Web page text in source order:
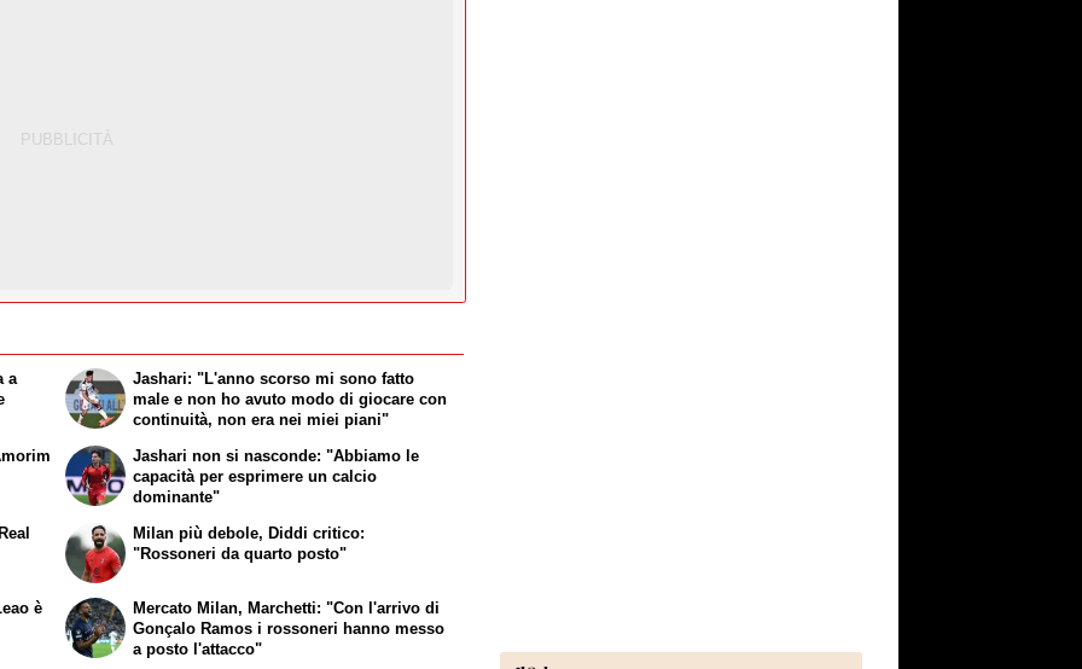
a
Jashari: "L'anno scorso mi sono fatto
male e non ho avuto modo di giocare con
continuità, non era nei miei piani"
Jashari non si nasconde: "Abbiamo le
capacità per esprimere un calcio
dominante"
è
Milan più debole, Diddi critico:
"Rossoneri da quarto posto"
Mercato Milan, Marchetti: "Con l'arrivo di
Gonçalo Ramos i rossoneri hanno messo
a posto l'attacco"